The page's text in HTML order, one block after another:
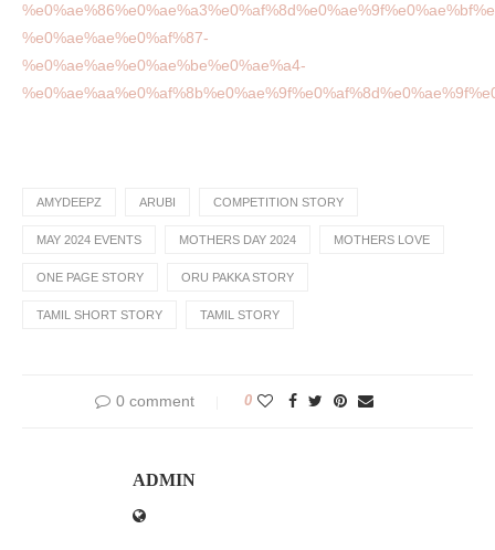
%e0%ae%ae%e0%af%87-
%e0%ae%ae%e0%ae%be%e0%ae%a4-
AMYDEEPZ ARUBI COMPETITION STORY
MAY 2024 EVENTS MOTHERS DAY 2024 MOTHERS LOVE
ONE PAGE STORY ORU PAKKA STORY
TAMIL SHORT STORY TAMIL STORY
0 comment 0
ADMIN